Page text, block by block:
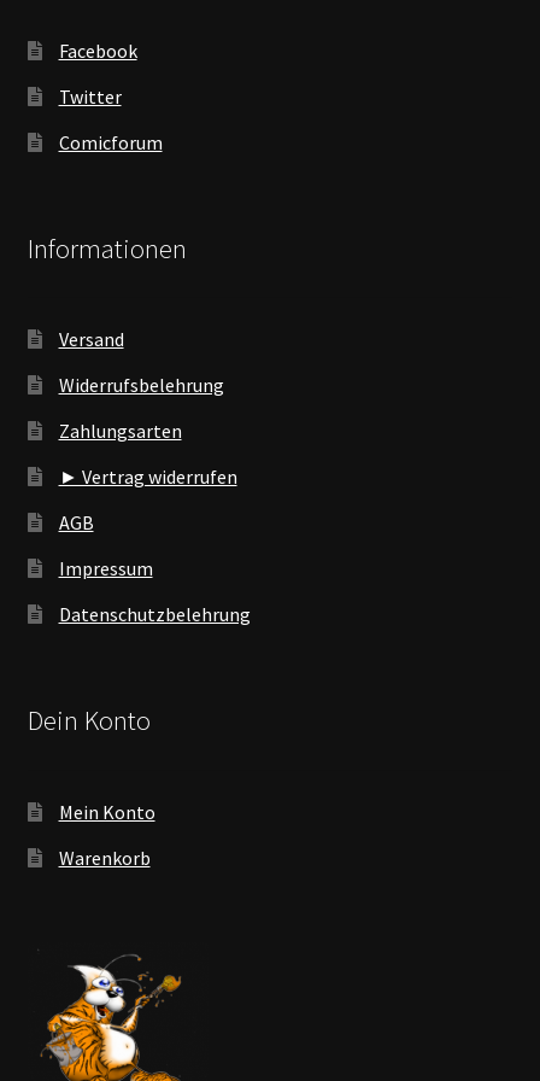
Facebook
Twitter
Comicforum
Informationen
Versand
Widerrufsbelehrung
Zahlungsarten
► Vertrag widerrufen
AGB
Impressum
Datenschutzbelehrung
Dein Konto
Mein Konto
Warenkorb